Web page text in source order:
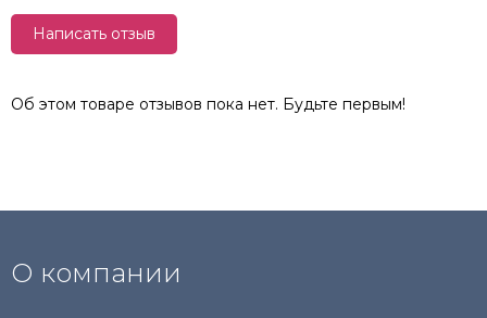
Написать отзыв
Об этом товаре отзывов пока нет. Будьте первым!
О компании